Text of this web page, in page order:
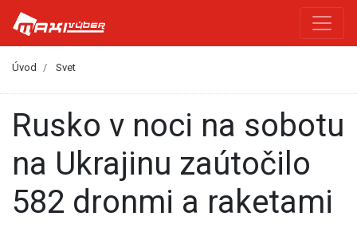
Úvod Svet
Rusko v noci na sobotu
na Ukrajinu zaútočilo
582 dronmi a raketami